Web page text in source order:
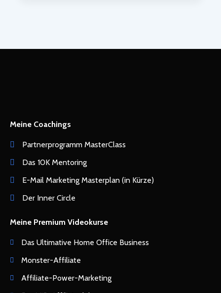
Meine Coachings
Partnerprogramm MasterClass
Das 10K Mentoring
E-Mail Marketing Masterplan (in Kürze)
Der Inner Circle
Meine Premium Videokurse
Das Ultimative Home Office Business
Monster-Affiliate
Affiliate-Power-Marketing